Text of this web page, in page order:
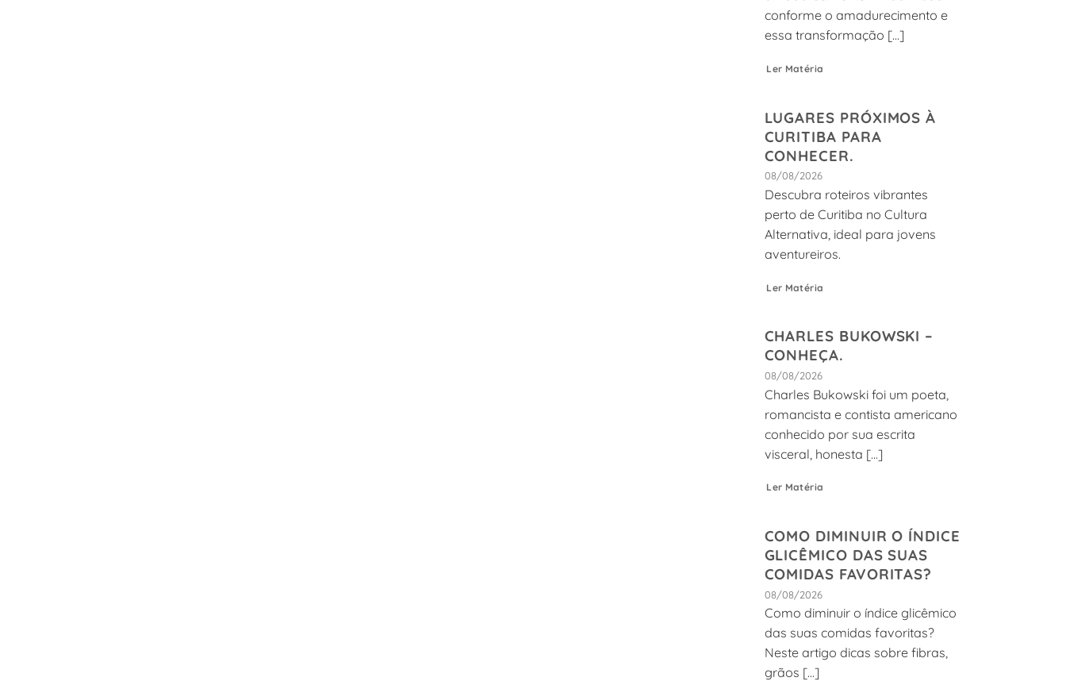
conforme o amadurecimento e
essa transformação [...]
Ler Matéria
LUGARES PRÓXIMOS À
CURITIBA PARA
CONHECER.
08/08/2026
Descubra roteiros vibrantes
perto de Curitiba no Cultura
Alternativa, ideal para jovens
aventureiros.
Ler Matéria
CHARLES BUKOWSKI –
CONHEÇA.
08/08/2026
Charles Bukowski foi um poeta,
romancista e contista americano
conhecido por sua escrita
visceral, honesta [...]
Ler Matéria
COMO DIMINUIR O ÍNDICE
GLICÊMICO DAS SUAS
COMIDAS FAVORITAS?
08/08/2026
Como diminuir o índice glicêmico
das suas comidas favoritas?
Neste artigo dicas sobre fibras,
grãos [...]